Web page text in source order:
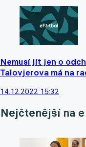
Nemusí jít jen o
Talovjerova má na
14.12.2022 15:32
Nejčtenější na